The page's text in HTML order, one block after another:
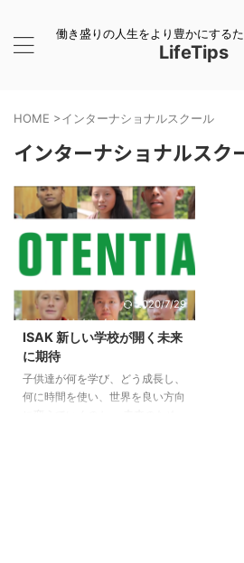
働き盛りの人生をより豊かにする
LifeTips
HOME >インターナショナルスクール
インターナショナルスク
2020/7/29
ISAK 新しい学校が開く未来
に期待
子供達が何を学び、どう成長し、
何に時間を使い、世界を良い方向